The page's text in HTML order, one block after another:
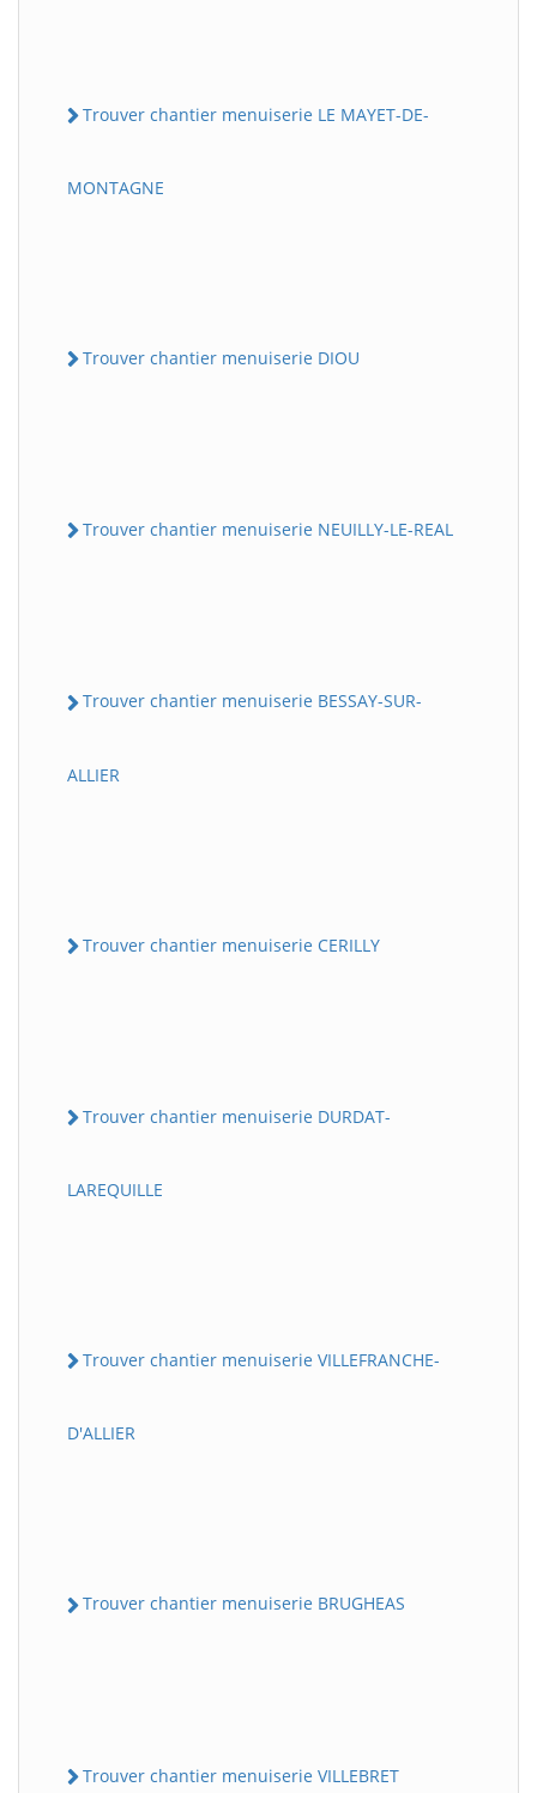
Trouver chantier menuiserie LE MAYET-DE-
MONTAGNE
Trouver chantier menuiserie DIOU
Trouver chantier menuiserie NEUILLY-LE-REAL
Trouver chantier menuiserie BESSAY-SUR-
ALLIER
Trouver chantier menuiserie CERILLY
Trouver chantier menuiserie DURDAT-
LAREQUILLE
Trouver chantier menuiserie VILLEFRANCHE-
D'ALLIER
Trouver chantier menuiserie BRUGHEAS
Trouver chantier menuiserie VILLEBRET